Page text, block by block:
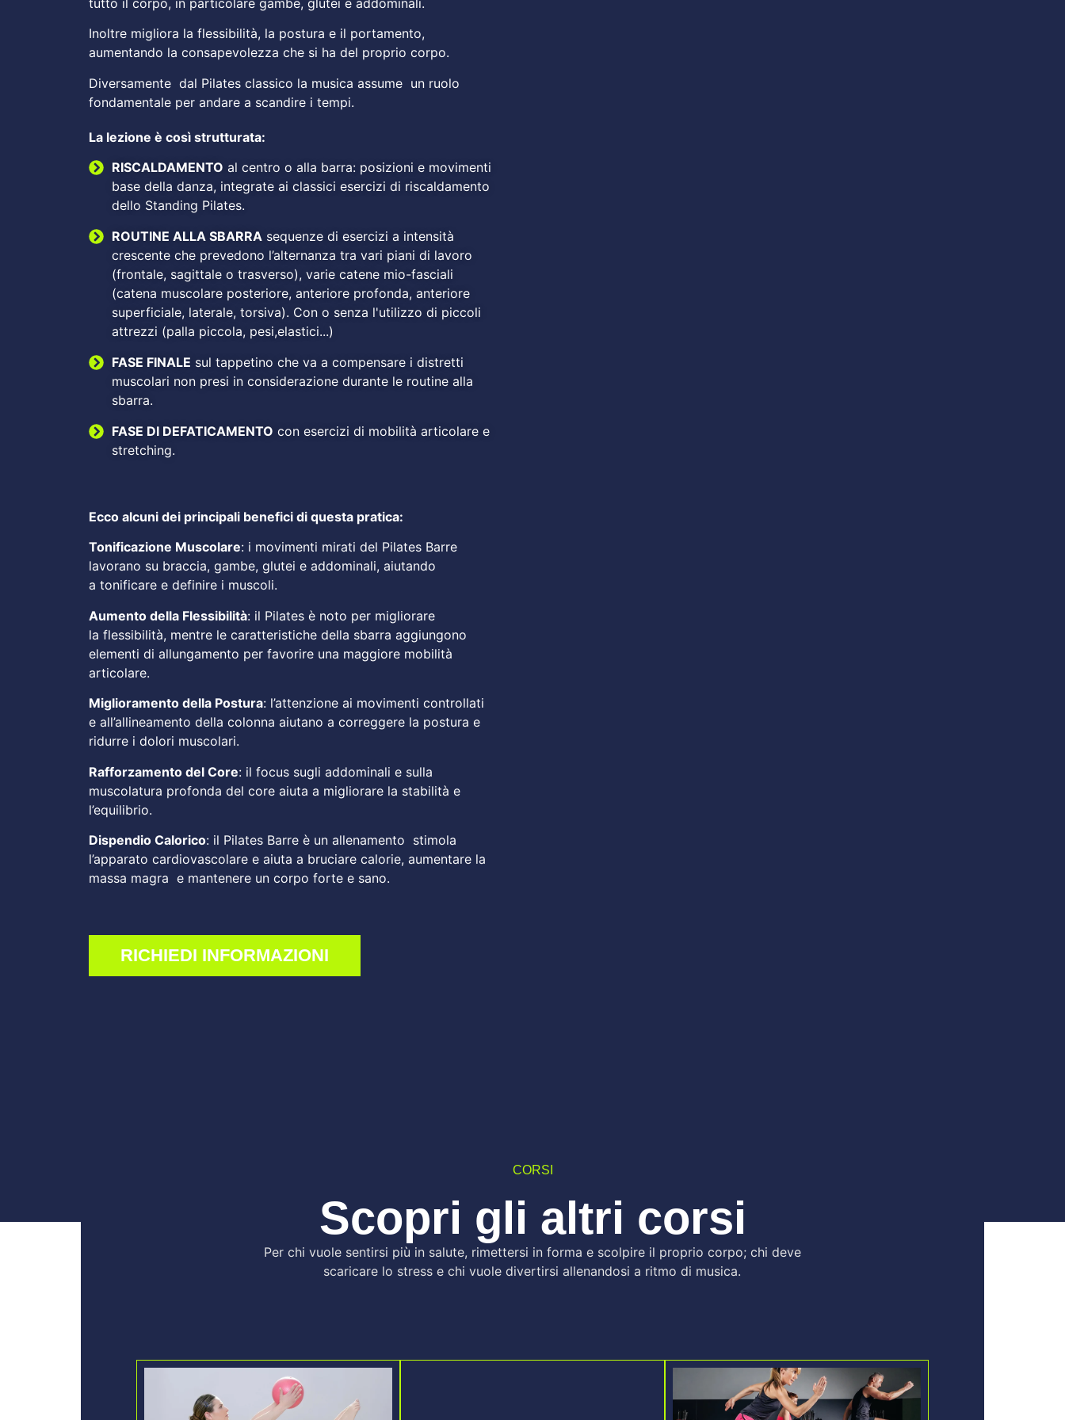
Inoltre migliora la flessibilità, la postura e il portamento,
aumentando la consapevolezza che si ha del proprio corpo.
Diversamente dal Pilates classico la musica assume un ruolo
fondamentale per andare a scandire i tempi.
La lezione è così strutturata:
RISCALDAMENTO al centro o alla barra: posizioni e movimenti
base della danza, integrate ai classici esercizi di riscaldamento
dello Standing Pilates.
ROUTINE ALLA SBARRA sequenze di esercizi a intensità
crescente che prevedono l’alternanza tra vari piani di lavoro
(frontale, sagittale o trasverso), varie catene mio-fasciali
(catena muscolare posteriore, anteriore profonda, anteriore
superficiale, laterale, torsiva). Con o senza l'utilizzo di piccoli
attrezzi (palla piccola, pesi,elastici...)
FASE FINALE sul tappetino che va a compensare i distretti
muscolari non presi in considerazione durante le routine alla
sbarra.
FASE DI DEFATICAMENTO con esercizi di mobilità articolare e
stretching.
Ecco alcuni dei principali benefici di questa pratica:
Tonificazione Muscolare: i movimenti mirati del Pilates Barre
lavorano su braccia, gambe, glutei e addominali, aiutando
a tonificare e definire i muscoli.
Aumento della Flessibilità: il Pilates è noto per migliorare
la flessibilità, mentre le caratteristiche della sbarra aggiungono
elementi di allungamento per favorire una maggiore mobilità
articolare.
Miglioramento della Postura: l’attenzione ai movimenti controllati
e all’allineamento della colonna aiutano a correggere la postura e
ridurre i dolori muscolari.
Rafforzamento del Core: il focus sugli addominali e sulla
muscolatura profonda del core aiuta a migliorare la stabilità e
l’equilibrio.
Dispendio Calorico: il Pilates Barre è un allenamento stimola
l’apparato cardiovascolare e aiuta a bruciare calorie, aumentare la
massa magra e mantenere un corpo forte e sano.
RICHIEDI INFORMAZIONI
CORSI
Scopri gli altri corsi
Per chi vuole sentirsi più in salute, rimettersi in forma e scolpire il proprio corpo; chi deve
scaricare lo stress e chi vuole divertirsi allenandosi a ritmo di musica.